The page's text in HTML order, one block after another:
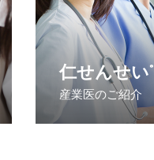
仁せんせい®
産業医のご紹介